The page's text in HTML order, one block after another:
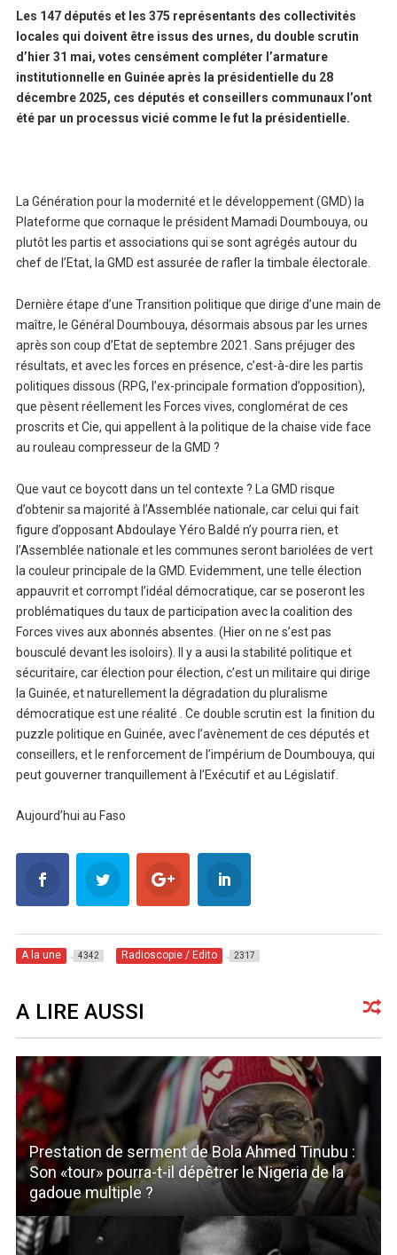
Les 147 députés et les 375 représentants des collectivités
locales qui doivent être issus des urnes, du double scrutin
d’hier 31 mai, votes censément compléter l’armature
institutionnelle en Guinée après la présidentielle du 28
décembre 2025, ces députés et conseillers communaux l’ont
été par un processus vicié comme le fut la présidentielle.
La Génération pour la modernité et le développement (GMD) la
Plateforme que cornaque le président Mamadi Doumbouya, ou
plutôt les partis et associations qui se sont agrégés autour du
chef de l’Etat, la GMD est assurée de rafler la timbale électorale.
Dernière étape d’une Transition politique que dirige d’une main de
maître, le Général Doumbouya, désormais absous par les urnes
après son coup d’Etat de septembre 2021. Sans préjuger des
résultats, et avec les forces en présence, c’est-à-dire les partis
politiques dissous (RPG, l’ex-principale formation d’opposition),
que pèsent réellement les Forces vives, conglomérat de ces
proscrits et Cie, qui appellent à la politique de la chaise vide face
au rouleau compresseur de la GMD ?
Que vaut ce boycott dans un tel contexte ? La GMD risque
d’obtenir sa majorité à l’Assemblée nationale, car celui qui fait
figure d’opposant Abdoulaye Yéro Baldé n’y pourra rien, et
l’Assemblée nationale et les communes seront bariolées de vert
la couleur principale de la GMD. Evidemment, une telle élection
appauvrit et corrompt l’idéal démocratique, car se poseront les
problématiques du taux de participation avec la coalition des
Forces vives aux abonnés absentes. (Hier on ne s’est pas
bousculé devant les isoloirs). Il y a ausi la stabilité politique et
sécuritaire, car élection pour élection, c’est un militaire qui dirige
la Guinée, et naturellement la dégradation du pluralisme
démocratique est une réalité . Ce double scrutin est la finition du
puzzle politique en Guinée, avec l’avènement de ces députés et
conseillers, et le renforcement de l’impérium de Doumbouya, qui
peut gouverner tranquillement à l’Exécutif et au Législatif.
Aujourd’hui au Faso
A la une 4342 Radioscopie / Edito 2317
A LIRE AUSSI
Prestation de serment de Bola Ahmed Tinubu :
Son «tour» pourra-t-il dépêtrer le Nigeria de la
gadoue multiple ?